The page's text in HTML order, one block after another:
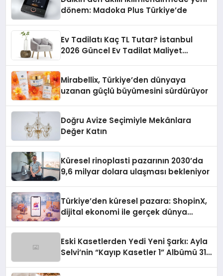
dönem: Madoka Plus Türkiye’de
Ev Tadilatı Kaç TL Tutar? İstanbul
2026 Güncel Ev Tadilat Maliyet
Mirabellix, Türkiye’den dünyaya
uzanan güçlü büyümesini sürdürüyor
Doğru Avize Seçimiyle Mekânlara
Değer Katın
Küresel rinoplasti pazarının 2030’da
9,6 milyar dolara ulaşması bekleniyor
Türkiye’den küresel pazara: ShopinX,
dijital ekonomi ile gerçek dünya
Eski Kasetlerden Yedi Yeni Şarkı: Ayla
Selvi’nin “Kayıp Kasetler 1” Albümü 31